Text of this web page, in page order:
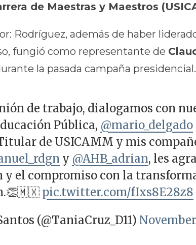
de Maestras y Maestros
Rodríguez, además de haber
fungió como representante de
la pasada campaña presidencial.
de trabajo, dialogamos con
Pública, @mario_delgado
de USICAMM y mis
y @AHB_adrian, les
y el compromiso con la
pic.twitter.com/fIxs8E28z8
(@TaniaCruz_D11)